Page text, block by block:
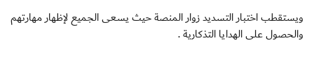
ويستقطب اختبار التسديد زوار المنصة حيث يسعى الجميع لإظهار مهارتهم
والحصول على الهدايا التذكارية .